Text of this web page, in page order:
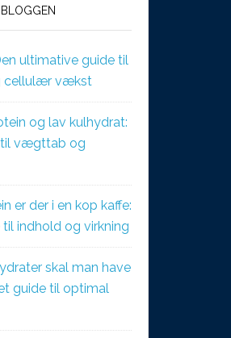
ultimative guide til
cellulær vækst
og lav kulhydrat:
til vægttab og
er der i en kop kaffe:
indhold og virkning
skal man have
guide til optimal